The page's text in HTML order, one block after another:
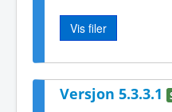
Vis filer
Versjon 5.3.3.1